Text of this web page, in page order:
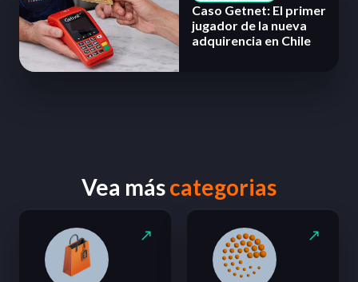
Caso Getnet: El primer
jugador de la nueva
adquirencia en Chile
Vea máscategorias